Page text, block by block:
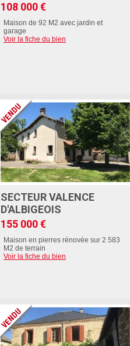
108 000 €
Maison de 92 M2 avec jardin et
garage
Voir la fiche du bien
SECTEUR VALENCE
D'ALBIGEOIS
155 000 €
Maison en pierres rénovée sur 2 583
M2 de terrain
Voir la fiche du bien